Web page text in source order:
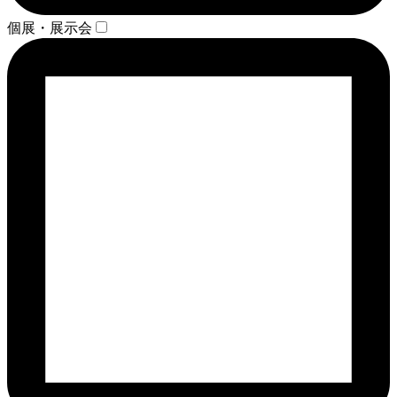
個展・展示会